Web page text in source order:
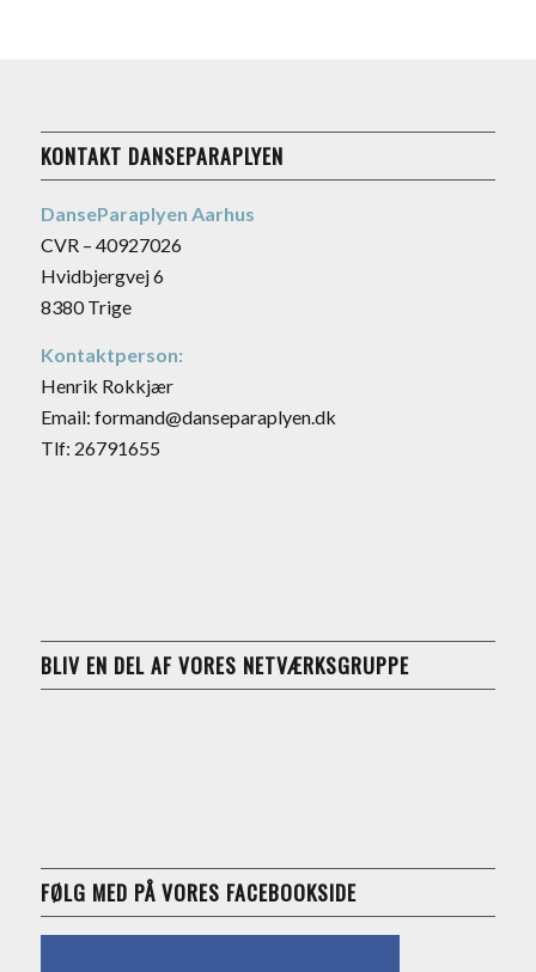
KONTAKT DANSEPARAPLYEN
DanseParaplyen Aarhus
CVR – 40927026
Hvidbjergvej 6
8380 Trige
Kontaktperson:
Henrik Rokkjær
Email: formand@danseparaplyen.dk
Tlf: 26791655
BLIV EN DEL AF VORES NETVÆRKSGRUPPE
FØLG MED PÅ VORES FACEBOOKSIDE